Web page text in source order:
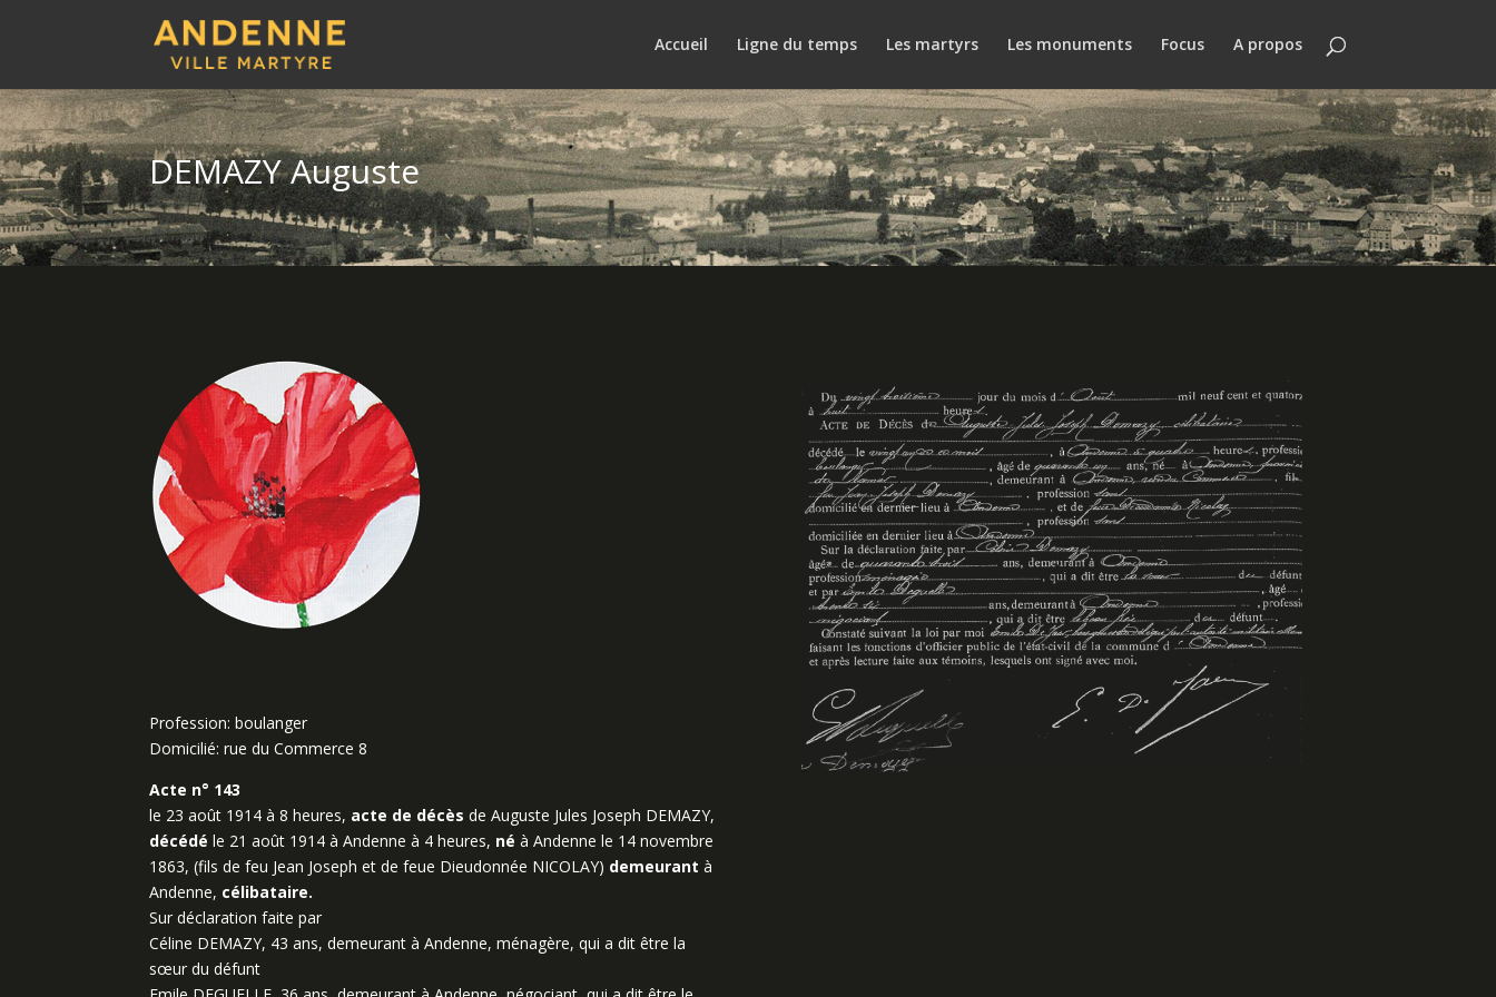
Accueil Ligne du temps Les martyrs Les monuments Focus A propos
DEMAZY Auguste
Profession: boulanger
Domicilié: rue du Commerce 8
Acte n° 143
le 23 août 1914 à 8 heures, acte de décès de Auguste Jules Joseph DEMAZY,
décédé le 21 août 1914 à Andenne à 4 heures, né à Andenne le 14 novembre
1863, (fils de feu Jean Joseph et de feue Dieudonnée NICOLAY) demeurant à
Andenne, célibataire.
Sur déclaration faite par
Céline DEMAZY, 43 ans, demeurant à Andenne, ménagère, qui a dit être la
sœur du défunt